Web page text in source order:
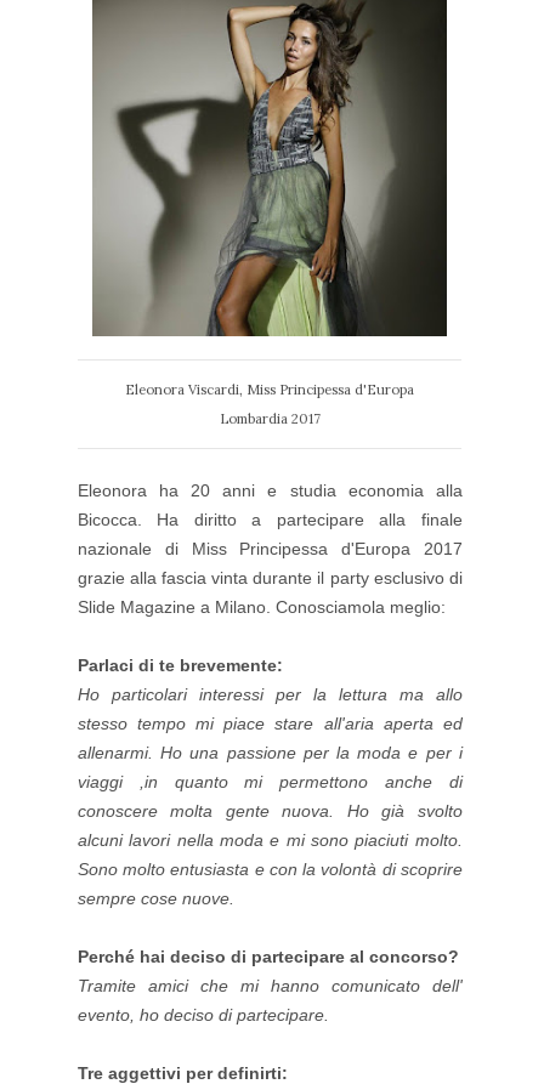
Eleonora Viscardi, Miss Principessa d'Europa
Lombardia 2017
Eleonora ha 20 anni e studia economia alla
Bicocca. Ha diritto a partecipare alla finale
nazionale di Miss Principessa d'Europa 2017
grazie alla fascia vinta durante il party esclusivo di
Slide Magazine a Milano. Conosciamola meglio:
Parlaci di te brevemente:
Ho particolari interessi per la lettura ma allo
stesso tempo mi piace stare all'aria aperta ed
allenarmi. Ho una passione per la moda e per i
viaggi ,in quanto mi permettono anche di
conoscere molta gente nuova. Ho già svolto
alcuni lavori nella moda e mi sono piaciuti molto.
Sono molto entusiasta e con la volontà di scoprire
sempre cose nuove.
Perché hai deciso di partecipare al concorso?
Tramite amici che mi hanno comunicato dell'
evento, ho deciso di partecipare.
Tre aggettivi per definirti: